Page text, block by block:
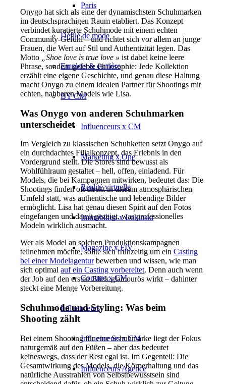
Paris
Défilé de mode
Emplois & carrière
BY CM
Influenceurs x CM
Marketing x One
Réalité virtuelle
Immobilien x Lukinski
Magazine x FIV
Couture x CM
Influenceurs
Influenceurs x CM
Influenceurs Agence
Onygo hat sich als eine der dynamischsten Schuhmarken
im deutschsprachigen Raum etabliert. Das Konzept
verbindet kuratierte Schuhmode mit einem echten
Community-Gefühl – und richtet sich vor allem an junge
Frauen, die Wert auf Stil und Authentizität legen. Das
Motto
„Shoe love is true love » ist dabei keine leere
Phrase, sondern gelebte Philosophie: Jede Kollektion
erzählt eine eigene Geschichte, und genau diese Haltung
macht Onygo zu einem idealen Partner für Shootings mit
echten, nahbaren Models wie Lisa.
Was Onygo von anderen Schuhmarken
unterscheidet
Im Vergleich zu klassischen Schuhketten setzt Onygo auf
ein durchdachtes Filialkonzept, das Erlebnis in den
Vordergrund stellt. Die Stores sind bewusst als
Wohlfühlraum gestaltet – hell, offen, einladend. Für
Models, die bei Kampagnen mitwirken, bedeutet das: Die
Shootings finden oft direkt in diesem atmosphärischen
Umfeld statt, was authentische und lebendige Bilder
ermöglicht. Lisa hat genau diesen Spirit auf den Fotos
eingefangen und damit gezeigt, was professionelles
Modeln wirklich ausmacht.
Wer als Model an solchen Produktionskampagnen
teilnehmen möchte, sollte sich frühzeitig um einCasting
bei einer Modelagenturbewerben und wissen, wie man
sich optimalauf ein Casting vorbereitet. Denn auch wenn
der Job auf den ersten Blick glamourös wirkt – dahinter
steckt eine Menge Vorbereitung.
Schuhmode und Styling: Was beim
Shooting zählt
Bei einem Shooting für eine Schuhmarke liegt der Fokus
naturgemäß auf den Füßen – aber das bedeutet
keineswegs, dass der Rest egal ist. Im Gegenteil: Die
Gesamtwirkung des Models, die Körperhaltung und das
natürliche Ausstrahlen von Selbstbewusstsein sind